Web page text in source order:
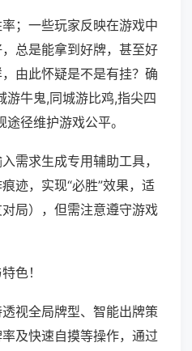
；一些玩家反映在游戏中
总是能拿到好牌，甚至好
由此怀疑是不是有挂？确
游牛鬼,同城游比鸡,指尖四
径维护游戏公平。
需求生成专用辅助工具，
迹，实现“必胜”效果，适
局），但需注意遵守游戏
色！
视全局牌型、智能出牌策
及快速自摸等操作，通过